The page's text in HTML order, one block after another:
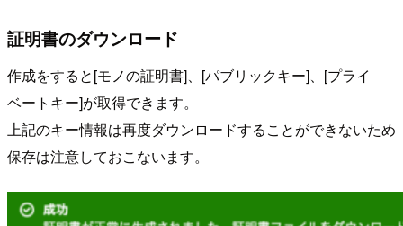
証明書のダウンロード
作成をすると[モノの証明書]、[パブリックキー]、[プライ
ベートキー]が取得できます。
上記のキー情報は再度ダウンロードすることができないため
保存は注意しておこないます。